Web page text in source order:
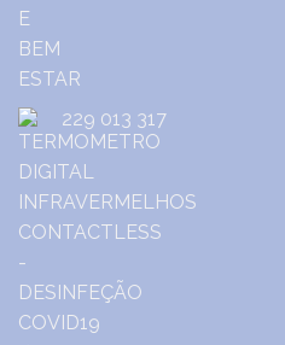
229 013 317